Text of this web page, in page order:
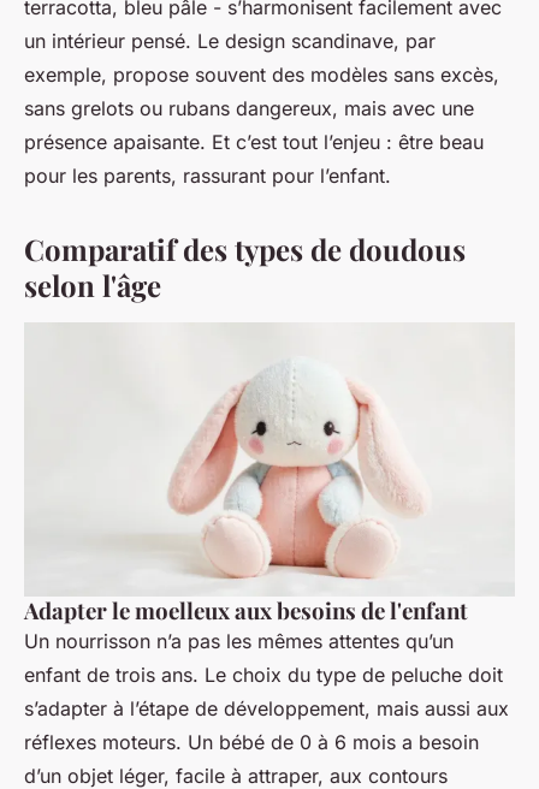
terracotta, bleu pâle - s’harmonisent facilement avec
un intérieur pensé. Le design scandinave, par
exemple, propose souvent des modèles sans excès,
sans grelots ou rubans dangereux, mais avec une
présence apaisante. Et c’est tout l’enjeu : être beau
pour les parents, rassurant pour l’enfant.
Comparatif des types de doudous
selon l'âge
Adapter le moelleux aux besoins de l'enfant
Un nourrisson n’a pas les mêmes attentes qu’un
enfant de trois ans. Le choix du type de peluche doit
s’adapter à l’étape de développement, mais aussi aux
réflexes moteurs. Un bébé de 0 à 6 mois a besoin
d’un objet léger, facile à attraper, aux contours